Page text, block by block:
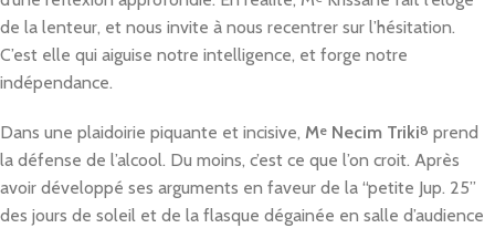
de la lenteur, et nous invite à nous recentrer sur l’hésitation.
C’est elle qui aiguise notre intelligence, et forge notre
indépendance.
Dans une plaidoirie piquante et incisive, Me Necim Triki8 prend
la défense de l’alcool. Du moins, c’est ce que l’on croit. Après
avoir développé ses arguments en faveur de la “petite Jup. 25”
des jours de soleil et de la flasque dégainée en salle d’audience